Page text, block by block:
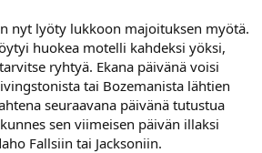
nyt lyöty lukkoon majoituksen myötä.
huokea motelli kahdeksi yöksi,
ryhtyä. Ekana päivänä voisi
tai Bozemanista lähtien
seuraavana päivänä tutustua
sen viimeisen päivän illaksi
Fallsiin tai Jacksoniin.